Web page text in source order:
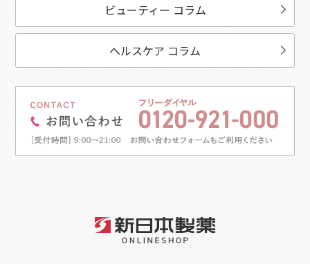
ビューティー コラム
ヘルスケア コラム